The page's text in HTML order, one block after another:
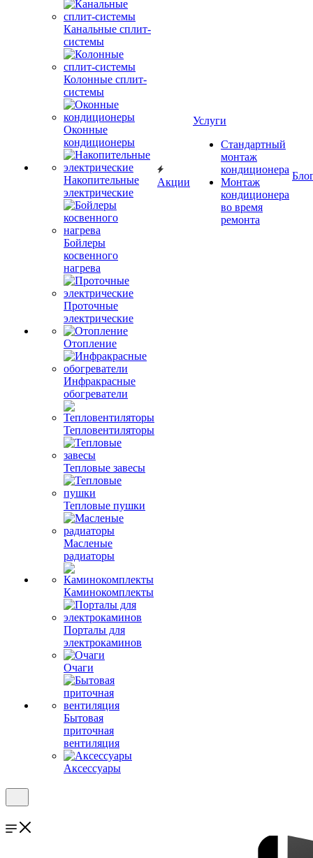
Канальные сплит-
системы
Колонные сплит-
системы
Оконные
кондиционеры
Накопительные
электрические
Бойлеры
косвенного
нагрева
Проточные
электрические
Отопление
Инфракрасные
обогреватели
Тепловентиляторы
Тепловые завесы
Тепловые пушки
Масленые
радиаторы
Каминокомплекты
Порталы для
электрокаминов
Очаги
Бытовая
приточная
вентиляция
Аксессуары
Акции
Услуги
Стандартный
монтаж
кондиционера
Монтаж
кондиционера
во время
ремонта